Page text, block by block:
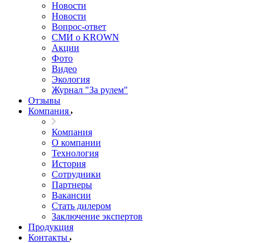
Новости
Новости
Вопрос-ответ
СМИ о KROWN
Акции
Фото
Видео
Экология
Журнал "За рулем"
Отзывы
Компания
Компания
О компании
Технология
История
Сотрудники
Партнеры
Вакансии
Стать дилером
Заключение экспертов
Продукция
Контакты